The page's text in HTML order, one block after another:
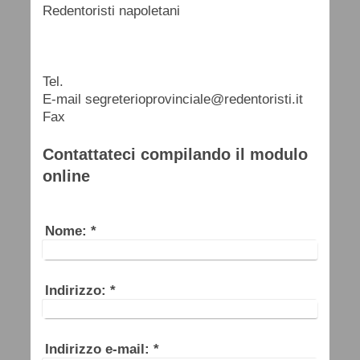
Redentoristi napoletani
Tel.
E-mail segreterioprovinciale@redentoristi.it
Fax
Contattateci compilando il modulo
online
Nome: *
Indirizzo: *
Indirizzo e-mail: *